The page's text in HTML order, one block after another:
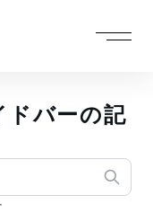
ドバーの記